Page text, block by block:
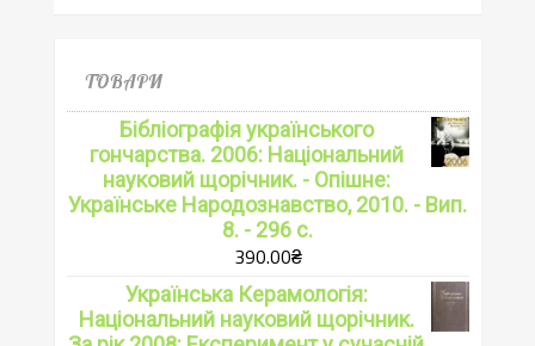
ТОВАРИ
Бібліографія українського
гончарства. 2006: Національний
науковий щорічник. - Опішне:
Українське Народознавство, 2010. - Вип.
8. - 296 с.
390.00₴
Українська Керамологія:
Національний науковий щорічник.